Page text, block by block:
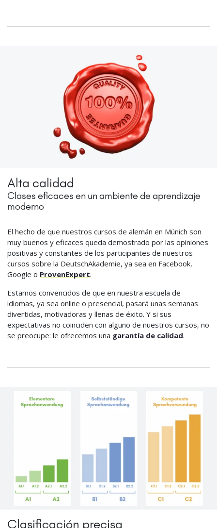
Alta calidad
Clases eficaces en un ambiente de aprendizaje
moderno
El hecho de que nuestros cursos de alemán en Múnich son
muy buenos y eficaces queda demostrado por las opiniones
positivas y constantes de los participantes de nuestros
cursos sobre la DeutschAkademie, ya sea en Facebook,
Google o ProvenExpert.
Estamos convencidos de que en nuestra escuela de
idiomas, ya sea online o presencial, pasará unas semanas
divertidas, motivadoras y llenas de éxito. Y si sus
expectativas no coinciden con alguno de nuestros cursos, no
se preocupe: le ofrecemos una garantía de calidad.
Clasificación precisa